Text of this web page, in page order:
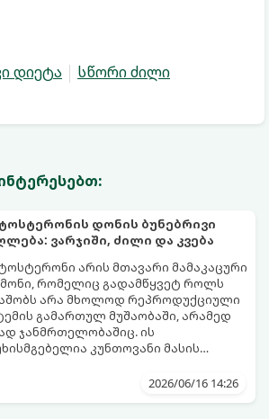
დიეტა სწორი ძილი
დონის ბუნებრივი
ვარჯიში, ძილი და კვება
არის მთავარი მამაკაცური
რომელიც გადამწყვეტ როლს
არა მხოლოდ რეპროდუქციული
გამართულ მუშაობაში, არამედ
ჯანმრთელობაშიც. ის
კუნთოვანი მასის
გუნება-განწყობაზე,
ტესტოსტერონის დონე
2026/06/16 14:26